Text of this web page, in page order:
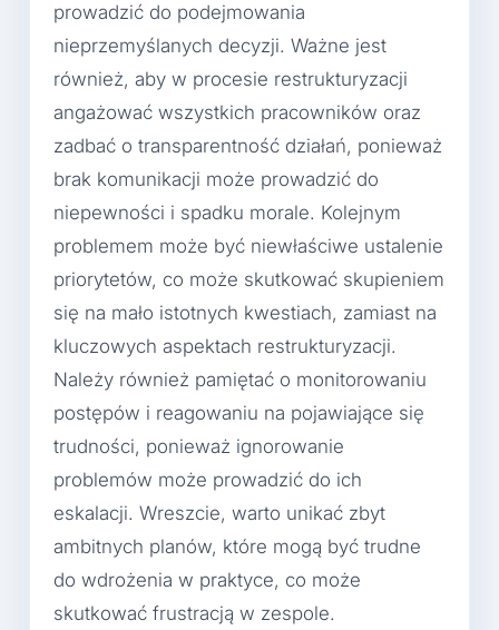
prowadzić do podejmowania
nieprzemyślanych decyzji. Ważne jest
również, aby w procesie restrukturyzacji
angażować wszystkich pracowników oraz
zadbać o transparentność działań, ponieważ
brak komunikacji może prowadzić do
niepewności i spadku morale. Kolejnym
problemem może być niewłaściwe ustalenie
priorytetów, co może skutkować skupieniem
się na mało istotnych kwestiach, zamiast na
kluczowych aspektach restrukturyzacji.
Należy również pamiętać o monitorowaniu
postępów i reagowaniu na pojawiające się
trudności, ponieważ ignorowanie
problemów może prowadzić do ich
eskalacji. Wreszcie, warto unikać zbyt
ambitnych planów, które mogą być trudne
do wdrożenia w praktyce, co może
skutkować frustracją w zespole.